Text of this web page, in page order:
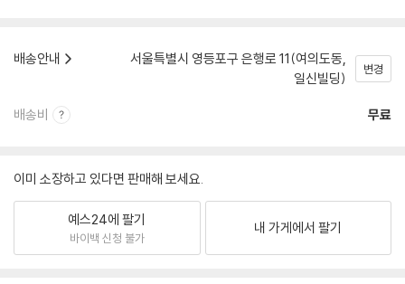
배송안내
서울특별시 영등포구 은행로 11(여의도동,
일신빌딩)
변경
배송비 무료
이미 소장하고 있다면 판매해 보세요.
예스24에 팔기
바이백 신청 불가
내 가게에서 팔기